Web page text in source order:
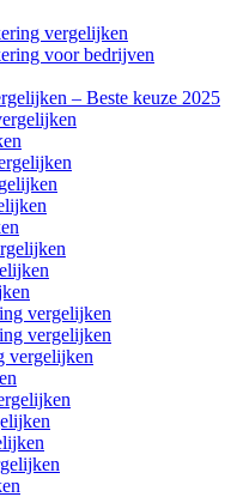
vergelijken
voor bedrijven
– Beste keuze 2025
vergelijken
vergelijken
vergelijken